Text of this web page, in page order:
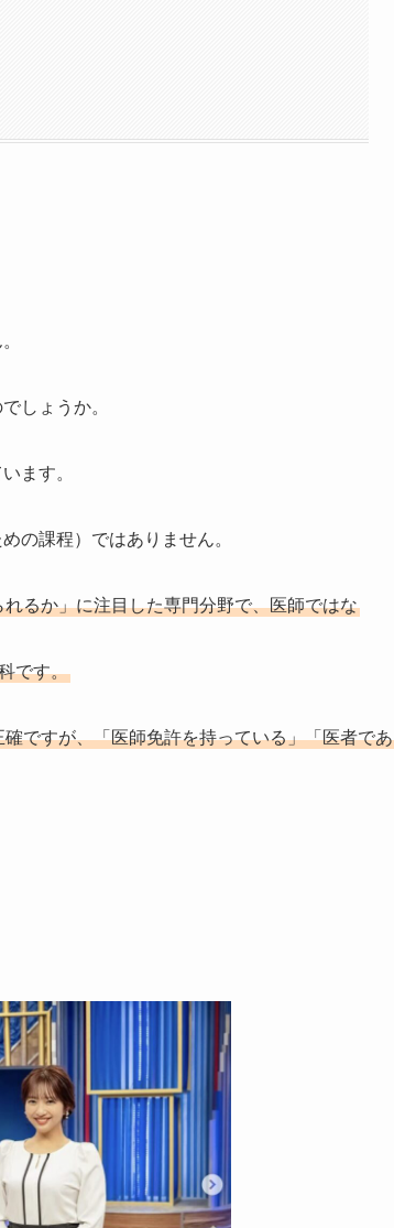
しょうか。
ます。
の課程）ではありません。
るか」に注目した専門分野で、医師ではな
です。
ですが、「医師免許を持っている」「医者であ